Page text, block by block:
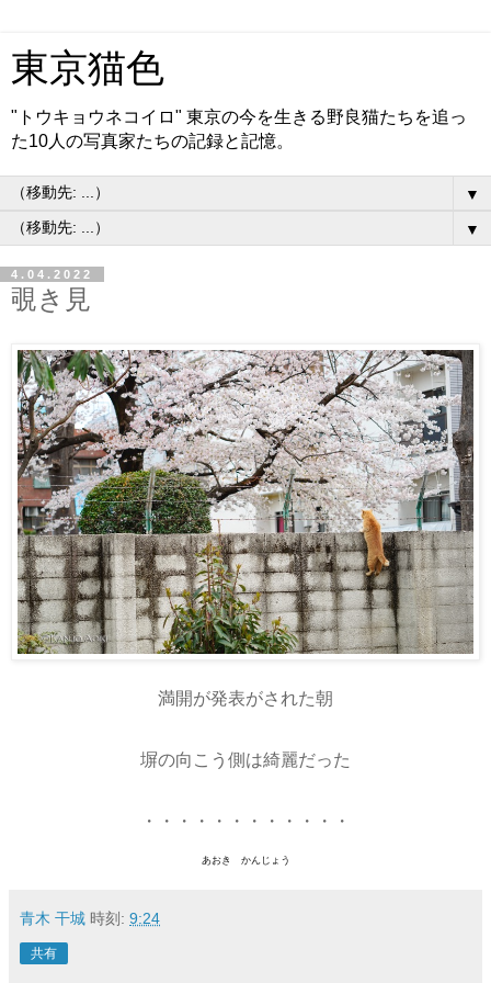
東京猫色
"トウキョウネコイロ" 東京の今を生きる野良猫たちを追っ
た10人の写真家たちの記録と記憶。
▼
▼
4.04.2022
覗き見
満開が発表がされた朝
塀の向こう側は綺麗だった
・・・・・・・・・・・・
あおき かんじょう
青木 干城 時刻: 9:24
共有